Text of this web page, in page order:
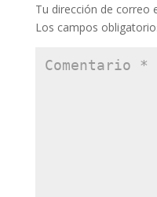
Tu dirección de correo
Los campos